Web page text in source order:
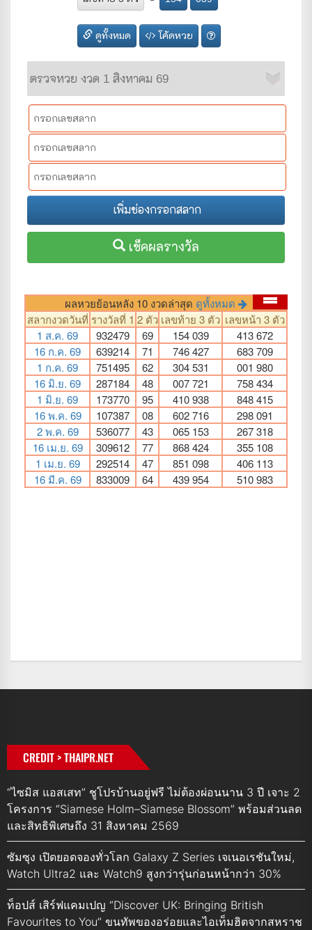
CREDIT > THAIPR.NET
“ไซมิส แอสเสท” ชูโปรบ้านอยู่ฟรี ไม่ต้องผ่อนนาน 3 ปี เจาะ 2
โครงการ “Siamese Holm–Siamese Blossom” พร้อมส่วนลด
และสิทธิพิเศษถึง 31 สิงหาคม 2569
ซัมซุง เปิดยอดจองทั่วโลก Galaxy Z Series เจเนอเรชันใหม่,
Watch Ultra2 และ Watch9 สูงกว่ารุ่นก่อนหน้ากว่า 30%
ท็อปส์ เสิร์ฟแคมเปญ “Discover UK: Bringing British
Favourites to You” ขนทัพของอร่อยและไอเท็มฮิตจากสหราช